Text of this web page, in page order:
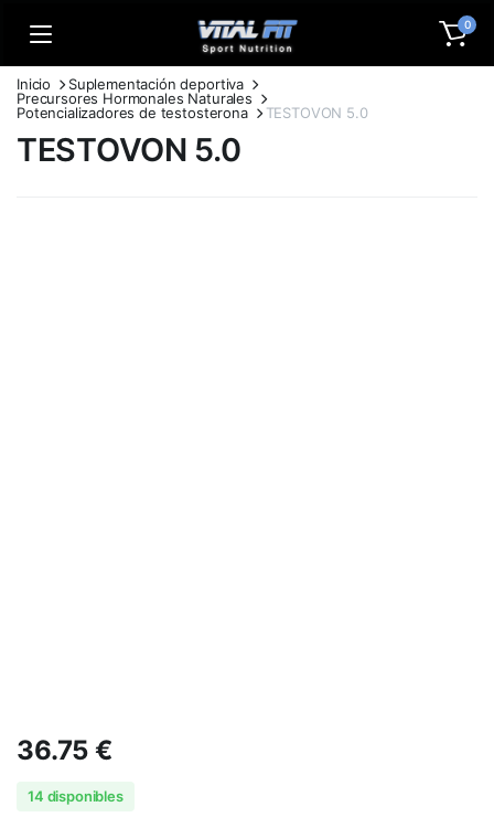
0
Inicio
Suplementación deportiva
Precursores Hormonales Naturales
Potencializadores de testosterona
TESTOVON 5.0
TESTOVON 5.0
36.75€
14 disponibles